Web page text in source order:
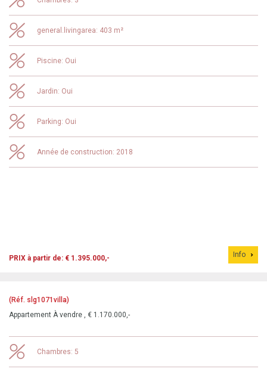
general.livingarea: 403 m²
Piscine: Oui
Jardin: Oui
Parking: Oui
Année de construction: 2018
PRIX à partir de: € 1.395.000,- Info
(Réf. slg1071villa)
Appartement À vendre , € 1.170.000,-
Chambres: 5